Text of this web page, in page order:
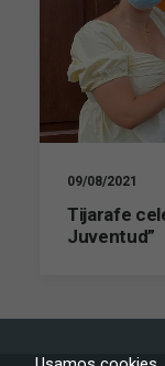
09/08/2021
Tijarafe
Juventud”